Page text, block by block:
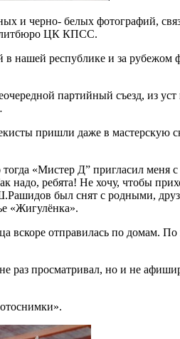
и черно- белых фотографий,
ЦК КПСС.
нашей республике и за
партийный съезд, из
пришли даже в мастерскую
«Мистер Д” пригласил меня
надо, ребята! Не хочу, чтобы
был снят с родными,
«Жигулёнка».
отправилась по домам.
просматривал, но и не